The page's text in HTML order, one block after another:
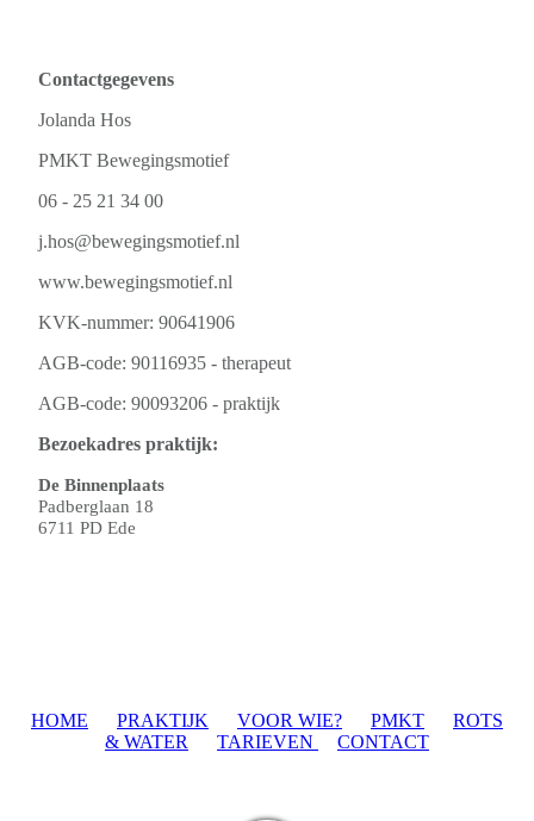
Contactgegevens
Jolanda Hos
PMKT Bewegingsmotief
06 - 25 21 34 00
j.hos@bewegingsmotief.nl
www.bewegingsmotief.nl
KVK-nummer: 90641906
AGB-code: 90116935 - therapeut
AGB-code: 90093206 - praktijk
Bezoekadres praktijk:
De Binnenplaats
Padberglaan 18
6711 PD Ede
HOME PRAKTIJK VOOR WIE? PMKT
ROTS
& WATER
TARIEVEN CONTACT